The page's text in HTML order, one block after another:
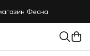
Фесна